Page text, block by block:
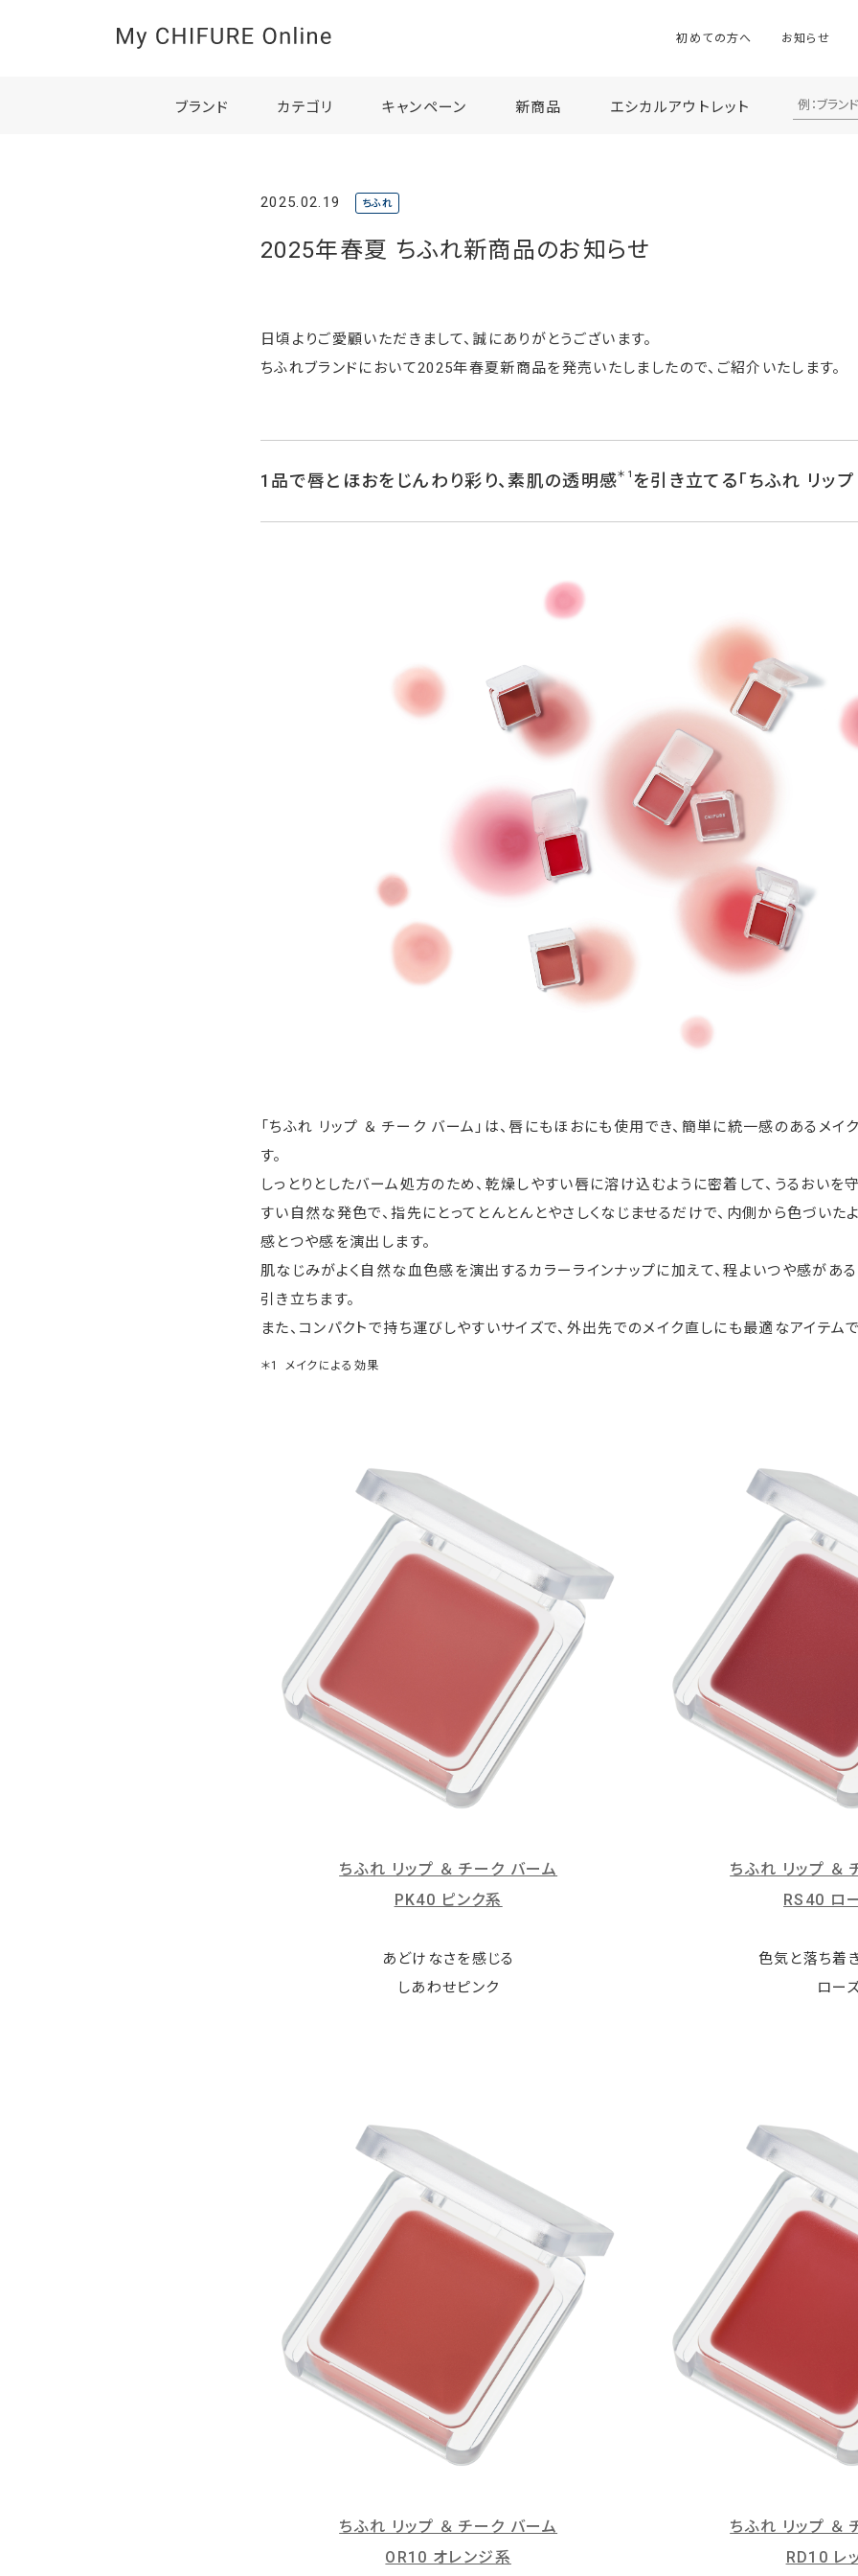
初めての方へ お知らせ
ブランド カテゴリ キャンペーン 新商品 エシカルアウトレット
2025.02.19 ちふれ
2025年春夏 ちふれ新商品のお知らせ
日頃よりご愛顧いただきまして、誠にありがとうございます。
ちふれブランドにおいて2025年春夏新商品を発売いたしましたので、ご紹介いたします。
1品で唇とほおをじんわり彩り、素肌の透明感＊1 を引き立てる「ちふれ リッ
「ちふれ リップ ＆ チーク バーム」は、唇にもほおにも使用でき、簡単に統一感のあるメイ
す。
しっとりとしたバーム処方のため、乾燥しやすい唇に溶け込むように密着して、うるおいを
すい自然な発色で、指先にとってとんとんとやさしくなじませるだけで、内側から色づいた
感とつや感を演出します。
肌なじみがよく自然な血色感を演出するカラーラインナップに加えて、程よいつや感があ
引き立ちます。
また、コンパクトで持ち運びしやすいサイズで、外出先でのメイク直しにも最適なアイテムで
＊1 メイクによる効果
ちふれ リップ ＆ チーク バーム
PK40 ピンク系
あどけなさを感じる
しあわせピンク
ちふれ リップ ＆
RS40 ロ
色気と落ち着
ロー
ちふれ リップ ＆ チーク バーム
OR10 オレンジ系
ちふれ リップ ＆
RD10 レ